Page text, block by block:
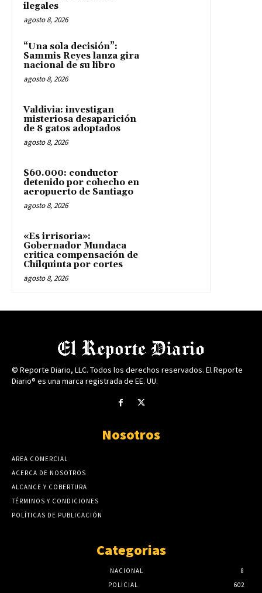
ilegales
agosto 8, 2026
“Una sola decisión”:
Sammis Reyes lanza gira
nacional de su libro
agosto 8, 2026
Valdivia: investigan
misteriosa desaparición
de 8 gatos adoptados
agosto 8, 2026
$60.000: conductor
detenido por cohecho en
aeropuerto de Santiago
agosto 8, 2026
«Es irrisoria»:
Gobernador Mundaca
critica compensación de
Chilquinta por cortes
agosto 8, 2026
© Reporte Diario, LLC. Todos los derechos reservados. El Reporte
Diario® es una marca registrada de EE. UU.
Nosotros
AREA COMERCIAL
ACERCA DE NOSOTROS
ALCANCE Y COBERTURA
TÉRMINOS Y CONDICIONES
POLÍTICAS DE PUBLICACIÓN
Categorias
NACIONAL
8
POLICIAL
602